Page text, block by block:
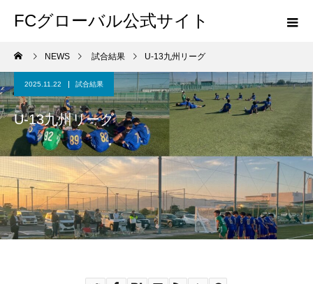
FCグローバル公式サイト
NEWS 試合結果 U-13九州リーグ
2025.11.22 試合結果
U-13九州リーグ